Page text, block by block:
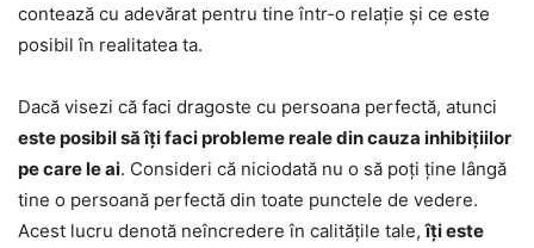
contează cu adevărat pentru tine într-o relație și ce este
posibil în realitatea ta.
Dacă visezi că faci dragoste cu persoana perfectă, atunci
este posibil să îți faci probleme reale din cauza inhibițiilor
pe care le ai. Consideri că niciodată nu o să poți ține lângă
tine o persoană perfectă din toate punctele de vedere.
Acest lucru denotă neîncredere în calitățile tale,îți este